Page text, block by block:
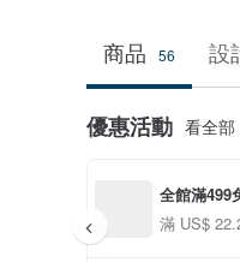
商品 56 設
優惠活動 看全部
全館滿499
滿 US$